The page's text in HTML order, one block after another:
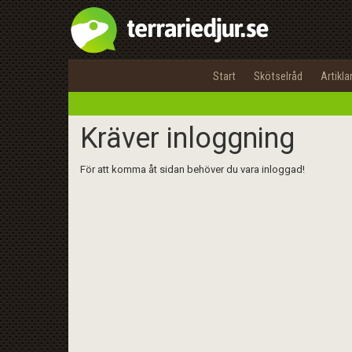
Start Skötselråd Artiklar
Kräver inloggning
För att komma åt sidan behöver du vara inloggad!